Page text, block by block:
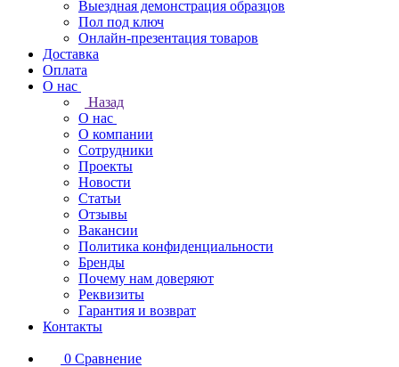
Выездная демонстрация образцов
Пол под ключ
Онлайн-презентация товаров
Доставка
Оплата
О нас
Назад
О нас
О компании
Сотрудники
Проекты
Новости
Статьи
Отзывы
Вакансии
Политика конфиденциальности
Бренды
Почему нам доверяют
Реквизиты
Гарантия и возврат
Контакты
0 Сравнение